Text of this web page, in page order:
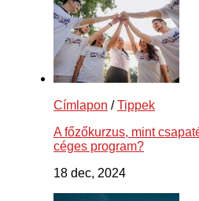
Címlapon /Tippek
A főzőkurzus, mint
céges program?
18 dec, 2024